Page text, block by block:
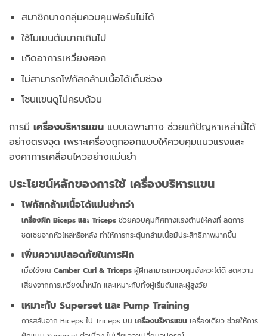
สมาชิกบางกลุ่มควบคุมฟอร์มไม่ได้
ใช้โมเมนตัมมากเกินไป
เกิดอาการเหวี่ยงศอก
ไม่สามารถโฟกัสกล้ามเนื้อได้เต็มช่วง
โซนแขนดูไม่ครบถ้วน
การมี เครื่องบริหารแขน แบบเฉพาะทาง ช่วยแก้ปัญหาเหล่านี้ได้
อย่างตรงจุด เพราะเครื่องถูกออกแบบให้ควบคุมแนวแรงและ
องศาการเคลื่อนไหวอย่างแม่นยำ
ประโยชน์หลักของการใช้ เครื่องบริหารแขน
โฟกัสกล้ามเนื้อได้แม่นยำกว่า
เครื่องฝึก Biceps และ Tricepsช่วยควบคุมทิศทางแรงต้านให้คงที่ ลดการ
ชดเชยจากหัวไหล่หรือหลัง ทำให้การกระตุ้นกล้ามเนื้อมีประสิทธิภาพมากขึ้น
เพิ่มความปลอดภัยในการฝึก
เมื่อใช้งาน Camber Curl & Tricepsผู้ฝึกสามารถควบคุมจังหวะได้ดี ลดความ
เสี่ยงจากการเหวี่ยงน้ำหนัก และเหมาะกับทั้งผู้เริ่มต้นและผู้สูงวัย
เหมาะกับ Superset และ Pump Training
การสลับจาก Biceps ไป Triceps บน เครื่องบริหารแขน เครื่องเดียว ช่วยให้การ